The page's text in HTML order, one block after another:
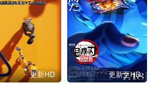
更新HD 更新至HD